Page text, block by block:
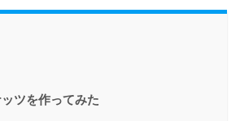
ツを作ってみた